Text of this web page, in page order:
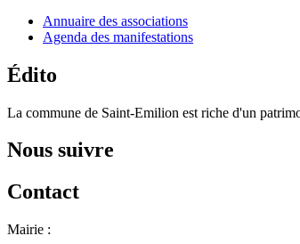
Annuaire des associations
Agenda des manifestations
Édito
La commune de Saint-Emilion est riche d'un
Nous suivre
Contact
Mairie :